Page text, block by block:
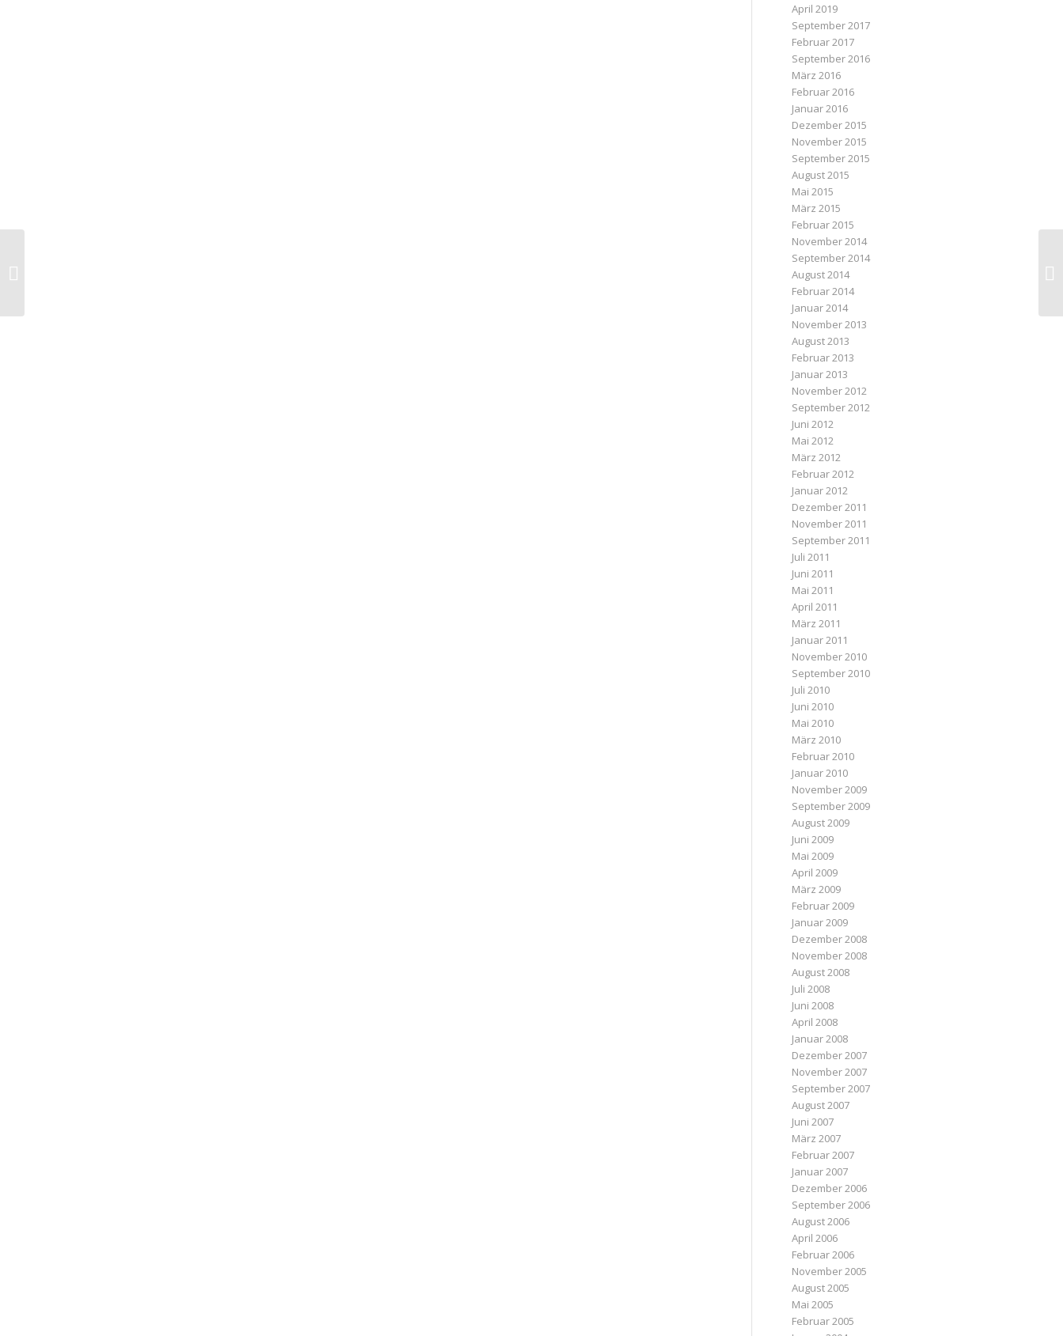
April 2019
September 2017
Februar 2017
September 2016
März 2016
Februar 2016
Januar 2016
Dezember 2015
November 2015
September 2015
August 2015
Mai 2015
März 2015
Februar 2015
November 2014
September 2014
August 2014
Februar 2014
Januar 2014
November 2013
August 2013
Februar 2013
Januar 2013
November 2012
September 2012
Juni 2012
Mai 2012
März 2012
Februar 2012
Januar 2012
Dezember 2011
November 2011
September 2011
Juli 2011
Juni 2011
Mai 2011
April 2011
März 2011
Januar 2011
November 2010
September 2010
Juli 2010
Juni 2010
Mai 2010
März 2010
Februar 2010
Januar 2010
November 2009
September 2009
August 2009
Juni 2009
Mai 2009
April 2009
März 2009
Februar 2009
Januar 2009
Dezember 2008
November 2008
August 2008
Juli 2008
Juni 2008
April 2008
Januar 2008
Dezember 2007
November 2007
September 2007
August 2007
Juni 2007
März 2007
Februar 2007
Januar 2007
Dezember 2006
September 2006
August 2006
April 2006
Februar 2006
November 2005
August 2005
Mai 2005
Februar 2005